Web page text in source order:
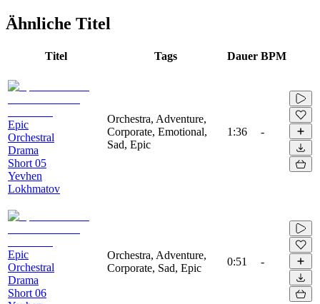
Ähnliche Titel
Titel Tags Dauer BPM
Epic
Orchestral
Drama
Short 05
Yevhen
Lokhmatov
Orchestra, Adventure,
Corporate, Emotional,
Sad, Epic
1:36 -
Epic
Orchestral
Drama
Short 06
Orchestra, Adventure,
Corporate, Sad, Epic
0:51 -